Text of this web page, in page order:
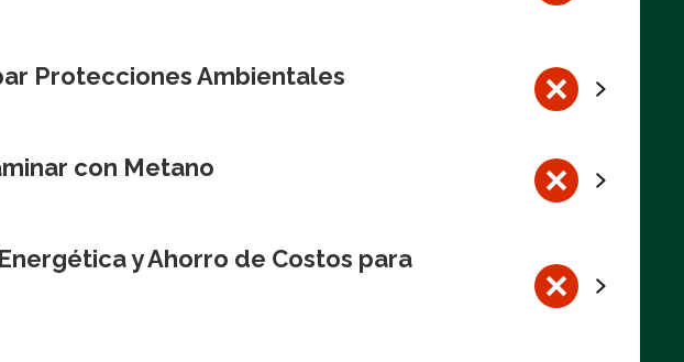
Protecciones Ambientales
con Metano
y Ahorro de Costos para